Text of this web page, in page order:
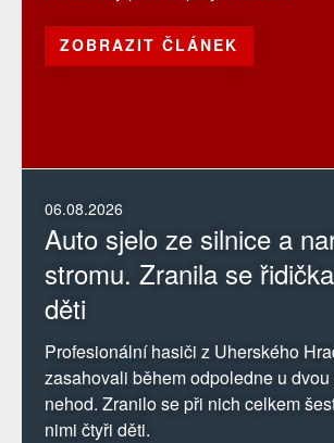
06.08.2026
Auto sjelo ze silnice a
stromu. Zranila se
děti
Profesionální hasiči z Uherského
zasahovali během odpoledne u
nehod. Zranilo se při nich celkem
nimi čtyři děti.
ZOBRAZIT ČLÁNEK